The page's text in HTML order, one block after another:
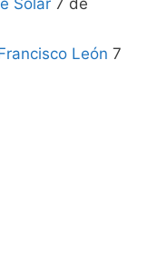
Solar 7 de
León 7